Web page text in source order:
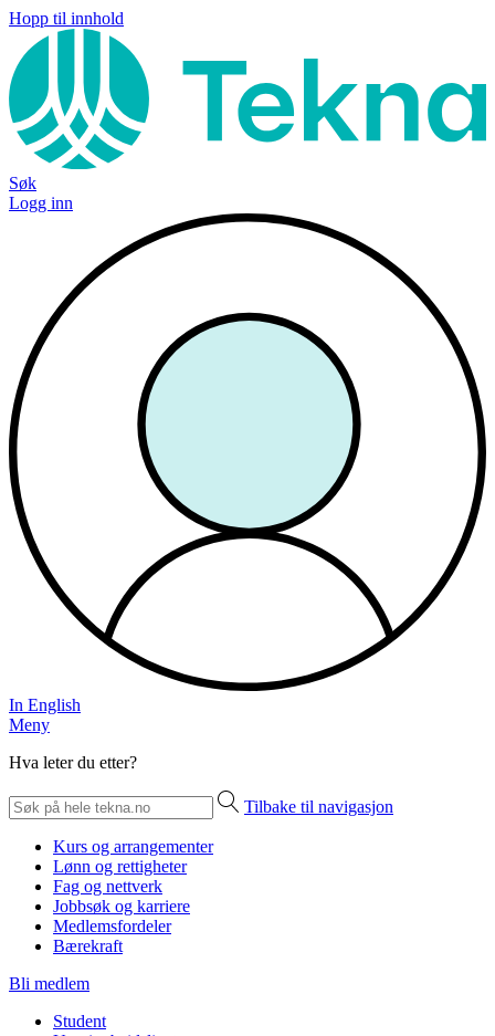
Hopp til innhold
Søk
Logg inn
In English
Meny
Hva leter du etter?
Tilbake til navigasjon
Kurs og arrangementer
Lønn og rettigheter
Fag og nettverk
Jobbsøk og karriere
Medlemsfordeler
Bærekraft
Bli medlem
Student